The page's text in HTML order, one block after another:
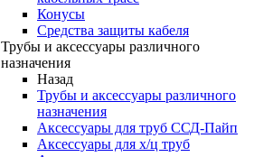
Конусы
Средства защиты кабеля
Трубы и аксессуары различного
назначения
Назад
Трубы и аксессуары различного
назначения
Аксессуары для труб ССД-Пайп
Аксессуары для х/ц труб